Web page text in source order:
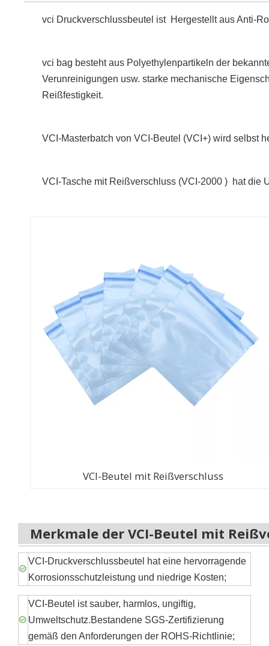
vci Druckverschlussbeutel ist Hergestellt aus Anti-
vci bag besteht aus Polyethylenpartikeln der
Verunreinigungen usw. starke mechanische
Reißfestigkeit.
VCI-Masterbatch von VCI-Beutel (VCI+) wird selbst
VCI-Tasche mit Reißverschluss (VCI-2000 ) hat die
VCI-Beutel mit Reißverschluss
Merkmale der VCI-Beutel mit
VCI-Druckverschlussbeutel hat eine hervorragende
Korrosionsschutzleistung und niedrige Kosten;
VCI-Beutel ist sauber, harmlos, ungiftig,
Umweltschutz.Bestandene SGS-Zertifizierung
gemäß den Anforderungen der ROHS-Richtlinie;